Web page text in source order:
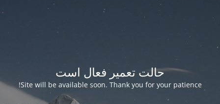
حالت تعمیر فعال است
Site will be available soon. Thank you for your patience!